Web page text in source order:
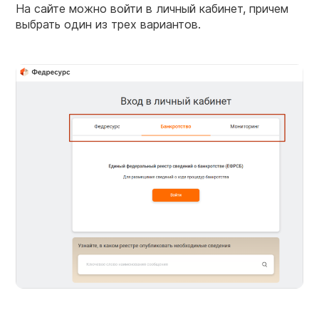
На сайте можно войти в личный кабинет, причем
выбрать один из трех вариантов.